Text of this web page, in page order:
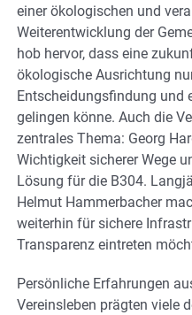
einer ökologischen und
Weiterentwicklung der
hob hervor, dass eine
ökologische Ausrichtung
Entscheidungsfindung und
gelingen könne. Auch die
zentrales Thema: Georg
Wichtigkeit sicherer Wege
Lösung für die B304.
Helmut Hammerbacher
weiterhin für sichere
Transparenz eintreten
Persönliche Erfahrungen
Vereinsleben prägten viele